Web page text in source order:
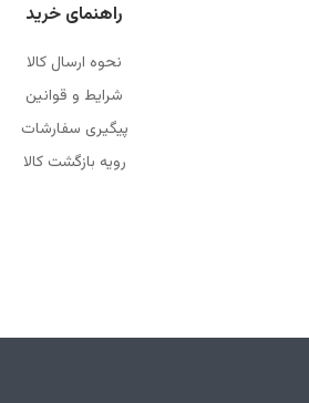
راهنمای خرید
نحوه ارسال کالا
شرایط و قوانین
پیگیری سفارشات
رویه بازگشت کالا
تمامی حقوق این سایت و